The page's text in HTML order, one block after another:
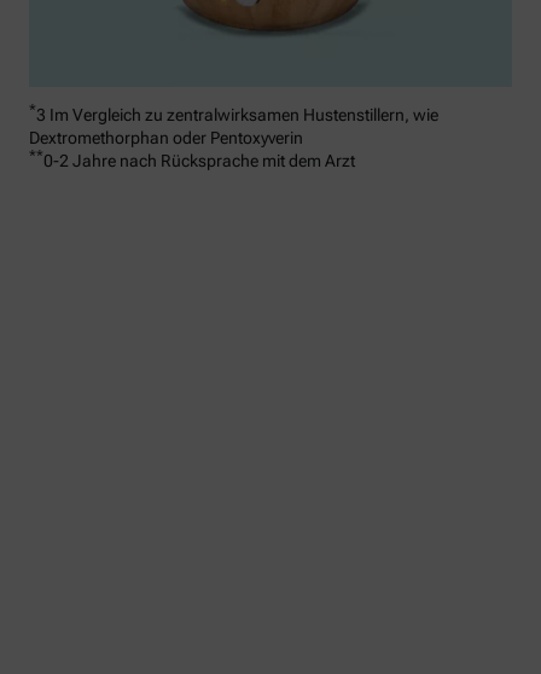
*3 Im Vergleich zu zentralwirksamen Hustenstillern, wie
Dextromethorphan oder Pentoxyverin
**0-2 Jahre nach Rücksprache mit dem Arzt